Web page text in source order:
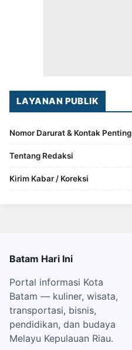
LAYANAN PUBLIK
Nomor Darurat & Kontak Penting
Tentang Redaksi
Kirim Kabar / Koreksi
Batam Hari Ini
Portal informasi Kota
Batam — kuliner, wisata,
transportasi, bisnis,
pendidikan, dan budaya
Melayu Kepulauan Riau.